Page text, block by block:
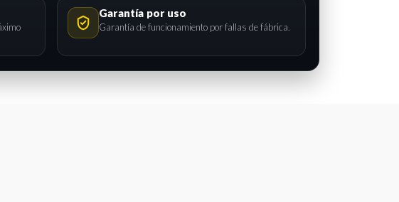
Garantía por uso
Garantía de funcionamiento por fallas de fábrica.